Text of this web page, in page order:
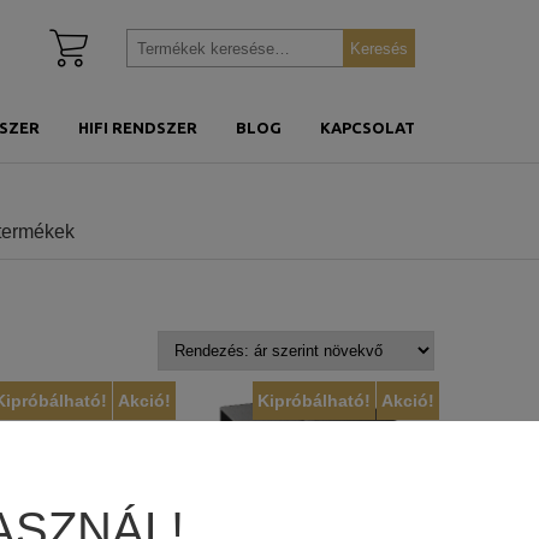
HIFI RENDSZER BLOG KAPCSOLAT
Kosár
Keresés
Keresés
Akció! Akció!
Kipróbálható!